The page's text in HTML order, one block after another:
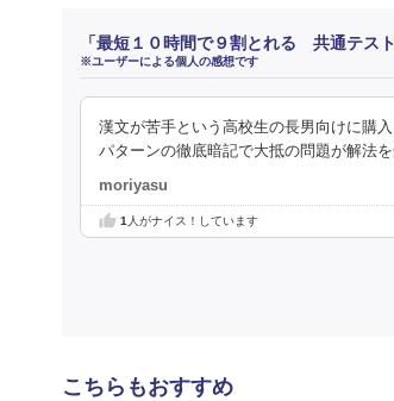
「最短１０時間で９割とれる 共通テス
※ユーザーによる個人の感想です
漢文が苦手という高校生の長男向けに購
パターンの徹底暗記で大抵の問題が解法
moriyasu
1人がナイス！しています
こちらもおすすめ